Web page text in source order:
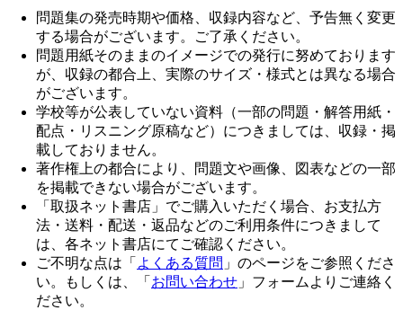
問題集の発売時期や価格、収録内容など、予告無く変更
する場合がございます。ご了承ください。
問題用紙そのままのイメージでの発行に努めております
が、収録の都合上、実際のサイズ・様式とは異なる場合
がございます。
学校等が公表していない資料（一部の問題・解答用紙・
配点・リスニング原稿など）につきましては、収録・掲
載しておりません。
著作権上の都合により、問題文や画像、図表などの一部
を掲載できない場合がございます。
「取扱ネット書店」でご購入いただく場合、お支払方
法・送料・配送・返品などのご利用条件につきまして
は、各ネット書店にてご確認ください。
ご不明な点は「 よくある質問 」のページをご参照くださ
い。もしくは、「 お問い合わせ 」フォームよりご連絡く
ださい。